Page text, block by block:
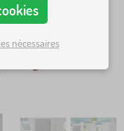
nécessaires